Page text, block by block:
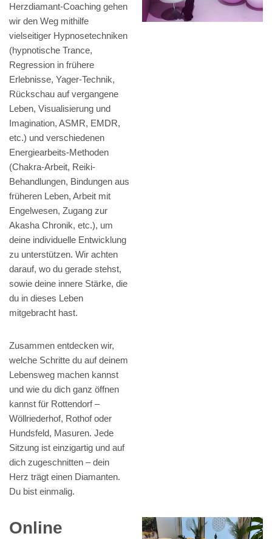
Herzdiamant-Coaching gehen
wir den Weg mithilfe
vielseitiger Hypnosetechniken
(hypnotische Trance,
Regression in frühere
Erlebnisse, Yager-Technik,
Rückschau auf vergangene
Leben, Visualisierung und
Imagination, ASMR, EMDR,
etc.) und verschiedenen
Energiearbeits-Methoden
(Chakra-Arbeit, Reiki-
Behandlungen, Bindungen aus
früheren Leben, Arbeit mit
Engelwesen, Zugang zur
Akasha Chronik, etc.), um
deine individuelle Entwicklung
zu unterstützen. Wir achten
darauf, wo du gerade stehst,
sowie deine innere Stärke, die
du in dieses Leben
mitgebracht hast.
Zusammen entdecken wir,
welche Schritte du auf deinem
Lebensweg machen kannst
und wie du dich ganz öffnen
kannst für Rottendorf –
Wöllriederhof, Rothof oder
Hundsfeld, Masuren. Jede
Sitzung ist einzigartig und auf
dich zugeschnitten – dein
Herz trägt einen Diamanten.
Du bist einmalig.
Online